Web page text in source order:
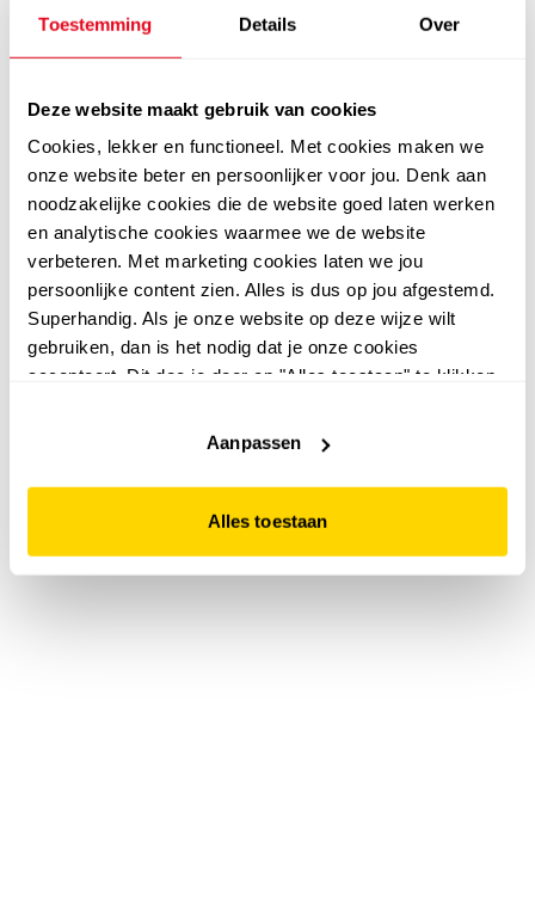
Toestemming Details Over
Deze website maakt gebruik van cookies
Cookies, lekker en functioneel. Met cookies maken we
onze website beter en persoonlijker voor jou. Denk aan
noodzakelijke cookies die de website goed laten werken
en analytische cookies waarmee we de website
verbeteren. Met marketing cookies laten we jou
persoonlijke content zien. Alles is dus op jou afgestemd.
Superhandig. Als je onze website op deze wijze wilt
gebruiken, dan is het nodig dat je onze cookies
accepteert. Dit doe je door op "Alles toestaan" te klikken.
website niet optimaal functioneert.
Aanpassen
Alles toestaan